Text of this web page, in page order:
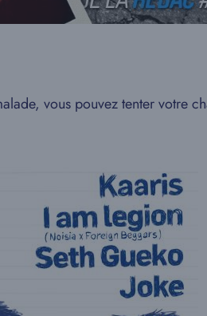
vous pouvez tenter votre